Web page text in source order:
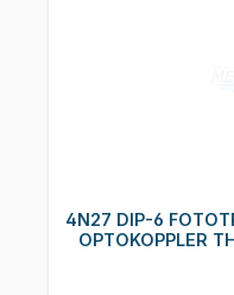
4N27 DIP-6
OPTOKOPPLER